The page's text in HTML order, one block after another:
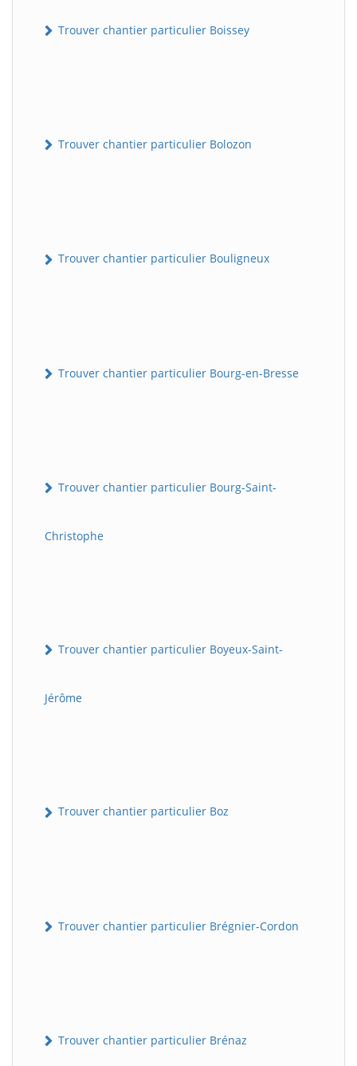
Trouver chantier particulier Boissey
Trouver chantier particulier Bolozon
Trouver chantier particulier Bouligneux
Trouver chantier particulier Bourg-en-Bresse
Trouver chantier particulier Bourg-Saint-
Christophe
Trouver chantier particulier Boyeux-Saint-
Jérôme
Trouver chantier particulier Boz
Trouver chantier particulier Brégnier-Cordon
Trouver chantier particulier Brénaz